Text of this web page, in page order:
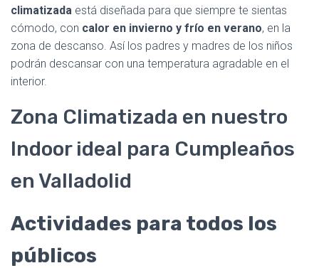
climatizada está diseñada para que siempre te sientas
cómodo, con calor en invierno y frío en verano, en la
zona de descanso. Así los padres y madres de los niños
podrán descansar con una temperatura agradable en el
interior.
Zona Climatizada en nuestro
Indoor ideal para Cumpleaños
en Valladolid
Actividades para todos los
públicos